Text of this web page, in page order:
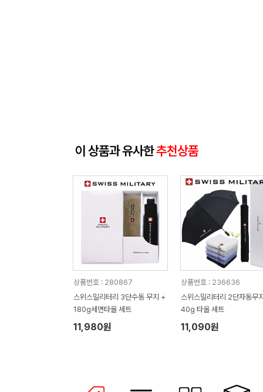
이 상품과 유사한추천상품
상품번호 : 280867
스위스밀리터리 3단수동 무지 +
180g세면타올 세트
11,980원
상품번호 : 236636
스위스밀리터리 2단자동무
40g 타올 세트
11,090원